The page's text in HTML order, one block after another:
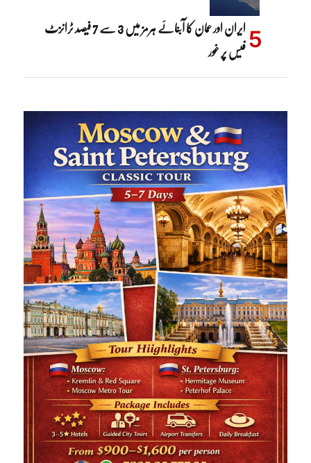
ایران اور عمان کا آبنائے ہرمز میں 3 سے 7 فیصد ٹرانزٹ
فیس پر غور